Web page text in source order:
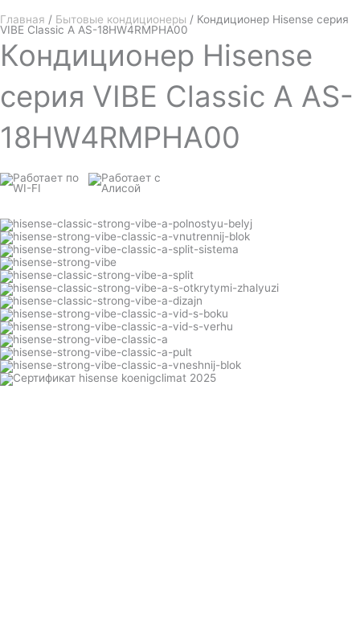
Главная / Бытовые кондиционеры / Кондиционер Hisense серия
VIBE Classic A AS-18HW4RMPHA00
Кондиционер Hisense
серия VIBE Classic A AS-
18HW4RMPHA00